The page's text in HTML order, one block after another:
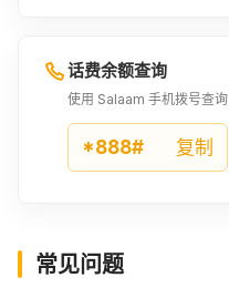
话费余额查询
使用 Salaam 手机拨号查询
*888# 复制
常见问题